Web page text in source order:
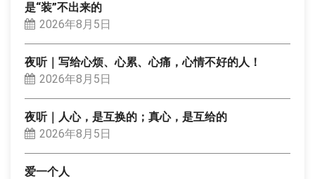
是“装”不出来的
2026年8月5日
夜听｜写给心烦、心累、心痛，心情不好的人！
2026年8月5日
夜听｜人心，是互换的；真心，是互给的
2026年8月5日
爱一个人